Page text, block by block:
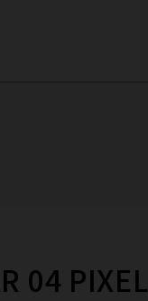
04 PIXEL